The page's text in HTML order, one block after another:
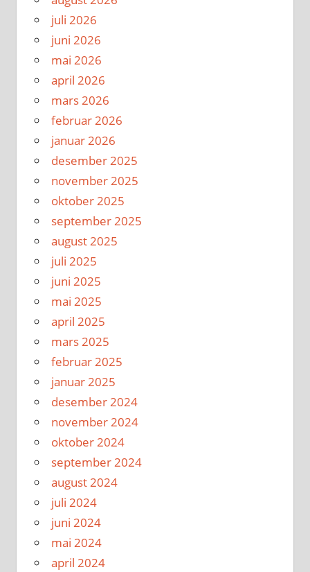
juli 2026
juni 2026
mai 2026
april 2026
mars 2026
februar 2026
januar 2026
desember 2025
november 2025
oktober 2025
september 2025
august 2025
juli 2025
juni 2025
mai 2025
april 2025
mars 2025
februar 2025
januar 2025
desember 2024
november 2024
oktober 2024
september 2024
august 2024
juli 2024
juni 2024
mai 2024
april 2024